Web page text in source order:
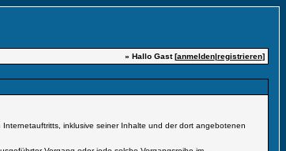
» Hallo Gast [anmelden|registrieren]
inklusive seiner Inhalte und der dort angebotenen